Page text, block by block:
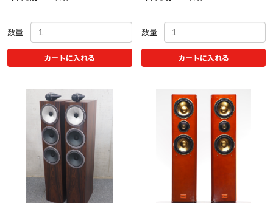
数量
カートに入れる
数量
カートに入れる